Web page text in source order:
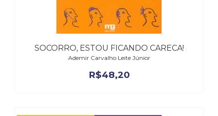
SOCORRO, ESTOU FICANDO CARECA!
Ademir Carvalho Leite Júnior
R$48,20